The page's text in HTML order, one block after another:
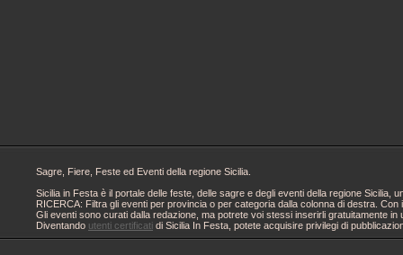
Sagre, Fiere, Feste ed Eventi della regione Sicilia.
Sicilia in Festa è il portale delle feste, delle sagre e degli eventi della regione
RICERCA: Filtra gli eventi per provincia o per categoria dalla colonna di destra.
Gli eventi sono curati dalla redazione, ma potrete voi stessi inserirli gratuitamente
Diventando utenti certificati di Sicilia In Festa, potete acquisire privilegi di